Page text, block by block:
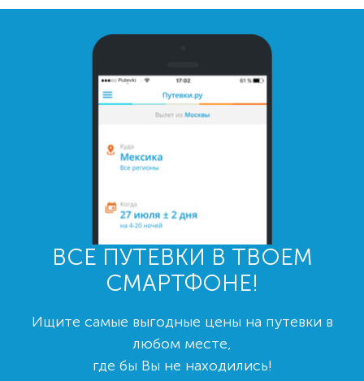
ВСЕ ПУТЕВКИ В ТВОЕМ
СМАРТФОНЕ!
Ищите самые выгодные цены на путевки в
любом месте,
где бы Вы не находились!